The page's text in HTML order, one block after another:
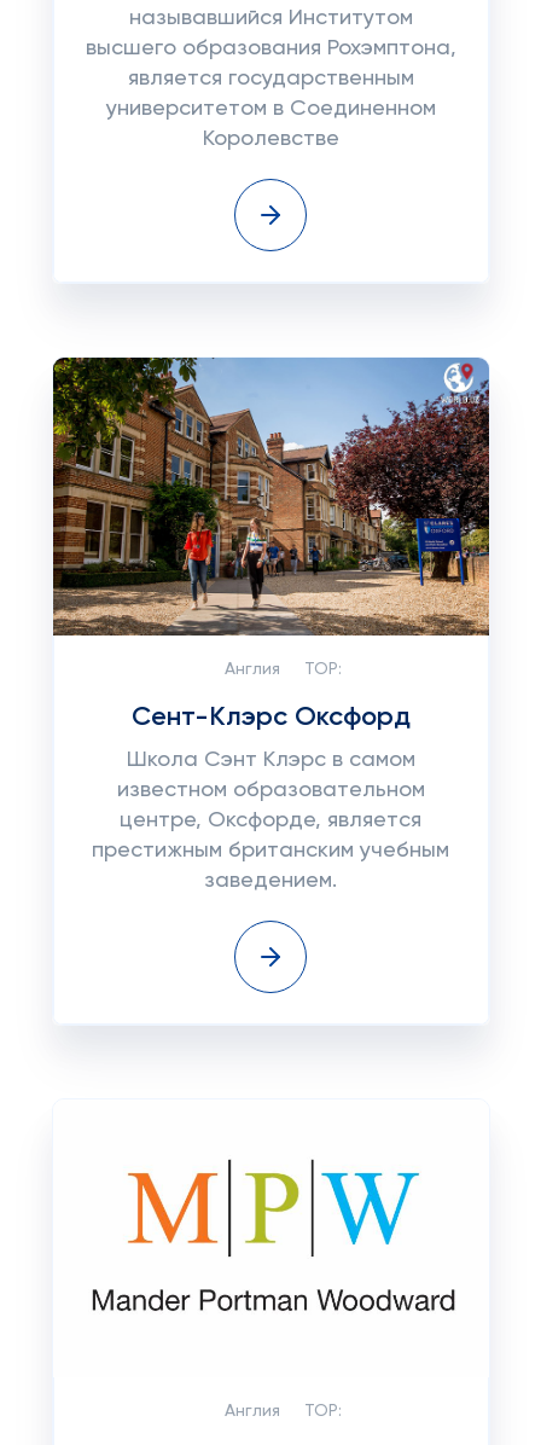
называвшийся Институтом
высшего образования Рохэмптона,
является государственным
университетом в Соединенном
Королевстве
Англия TOP:
Сент-Клэрс Оксфорд
Школа Сэнт Клэрс в самом
известном образовательном
центре, Оксфорде, является
престижным британским учебным
заведением.
Англия TOP: